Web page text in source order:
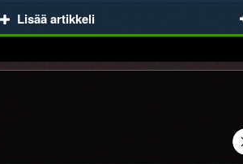
Lisää artikkeli